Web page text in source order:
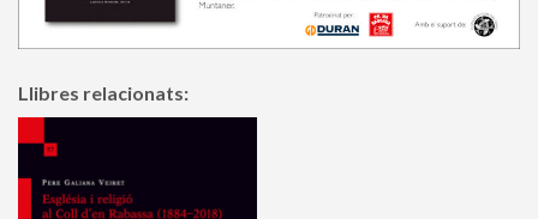
Llibres relacionats: